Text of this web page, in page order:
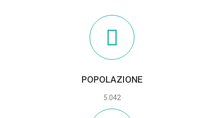
POPOLAZIONE
5.042